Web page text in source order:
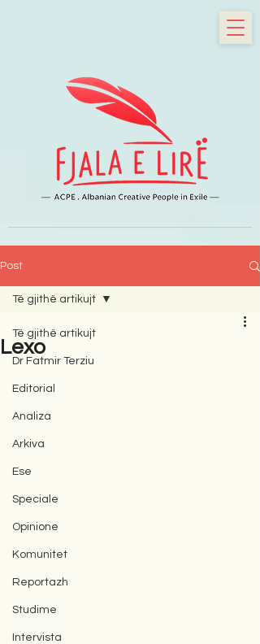
Post
Të gjithë artikujt
Dr Fatmir Terziu
Editorial
Analiza
Arkiva
Ese
Speciale
Opinione
Komunitet
Reportazh
Studime
Intervista
Të gjithë artikujt
Lexo